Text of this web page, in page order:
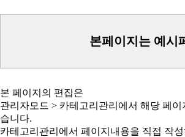
본페이지는 예시
본 페이지의 편집은
관리자모드 > 카테고리관리에서 해당 페
습니다.
카테고리관리에서 페이지내용을 직접 작